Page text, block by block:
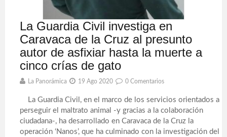
La Guardia Civil investiga en
Caravaca de la Cruz al presunto
autor de asfixiar hasta la muerte a
cinco crías de gato
La Panorámica 19 Ago 2020 0 Comentarios
La Guardia Civil, en el marco de los servicios orientados a
perseguir el maltrato animal -y gracias a la colaboración
ciudadana-, ha desarrollado en Caravaca de la Cruz la
operación ‘Nanos’, que ha culminado con la investigación del